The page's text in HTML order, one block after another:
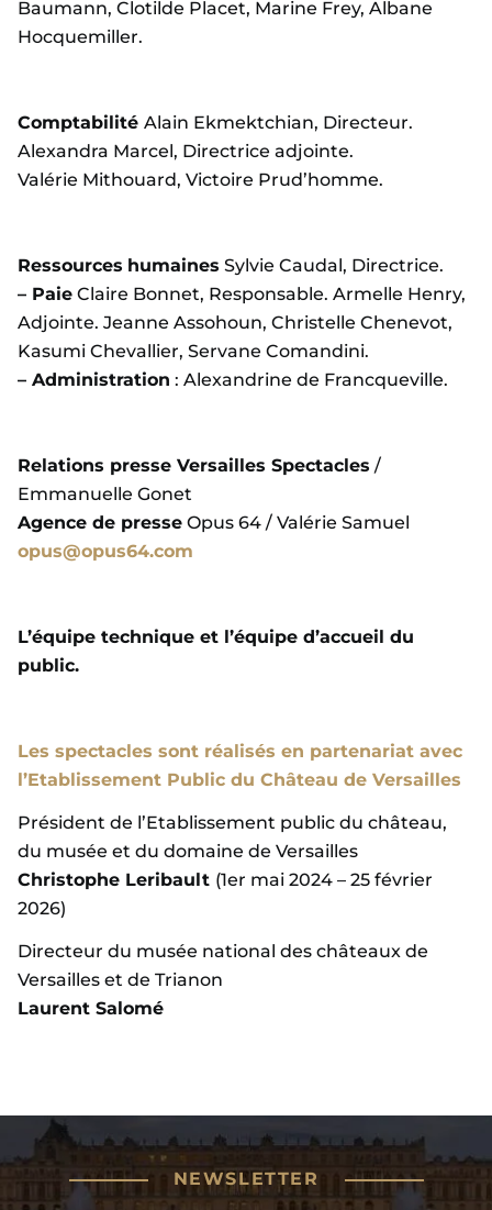
Baumann, Clotilde Placet, Marine Frey, Albane
Hocquemiller.
Comptabilité Alain Ekmektchian, Directeur.
Alexandra Marcel, Directrice adjointe.
Valérie Mithouard, Victoire Prud’homme.
Ressources humaines Sylvie Caudal, Directrice.
– Paie Claire Bonnet, Responsable. Armelle Henry,
Adjointe. Jeanne Assohoun, Christelle Chenevot,
Kasumi Chevallier, Servane Comandini.
– Administration : Alexandrine de Francqueville.
Relations presse Versailles Spectacles /
Emmanuelle Gonet
Agence de presse Opus 64 / Valérie Samuel
opus@opus64.com
L’équipe technique et l’équipe d’accueil du
public.
Les spectacles sont réalisés en partenariat avec
l’Etablissement Public du Château de Versailles
Président de l’Etablissement public du château,
du musée et du domaine de Versailles
Christophe Leribault (1er mai 2024 – 25 février
2026)
Directeur du musée national des châteaux de
Versailles et de Trianon
Laurent Salomé
NEWSLETTER